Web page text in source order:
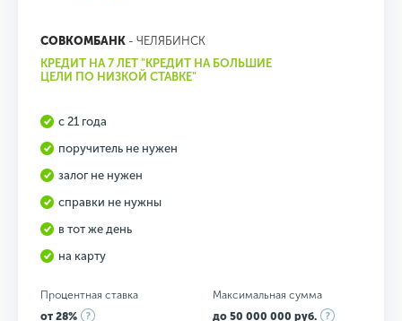
СОВКОМБАНК - ЧЕЛЯБИНСК
КРЕДИТ НА 7 ЛЕТ "КРЕДИТ НА БОЛЬШИЕ
ЦЕЛИ ПО НИЗКОЙ СТАВКЕ"
с 21 года
поручитель не нужен
залог не нужен
справки не нужны
в тот же день
на карту
Процентная ставка
от 28%
Максимальная сумма
до 50 000 000 руб.